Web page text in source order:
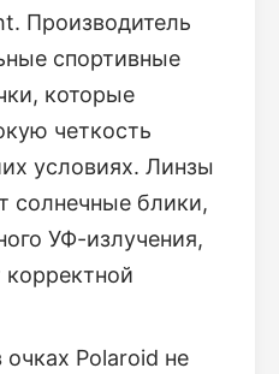
Производитель
спортивные
которые
четкость
условиях. Линзы
солнечные блики,
УФ-излучения,
очках Polaroid не